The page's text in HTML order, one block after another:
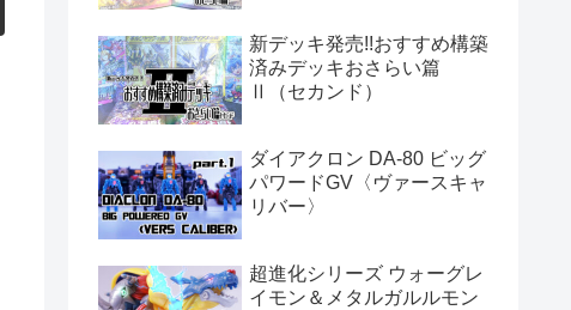
新デッキ発売!!おすすめ構築
済みデッキおさらい篇
Ⅱ（セカンド）
ダイアクロン DA-80 ビッグ
パワードGV〈ヴァースキャ
リバー〉
超進化シリーズ ウォーグレ
イモン＆メタルガルルモン